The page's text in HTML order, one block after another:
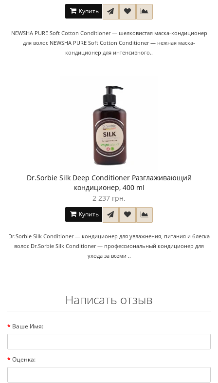
Купить
NEWSHA PURE Soft Cotton Conditioner — шелковистая маска-кондиционер
для волос NEWSHA PURE Soft Cotton Conditioner — нежная маска-
кондиционер для интенсивного..
Dr.Sorbie Silk Deep Conditioner Разглаживающий
кондиционер, 400 mI
2 237 грн.
Купить
Dr.Sorbie Silk Conditioner — кондиционер для увлажнения, питания и блеска
волос Dr.Sorbie Silk Conditioner — профессиональный кондиционер для
ухода за всеми ..
Написать отзыв
Ваше Имя:
Оценка: